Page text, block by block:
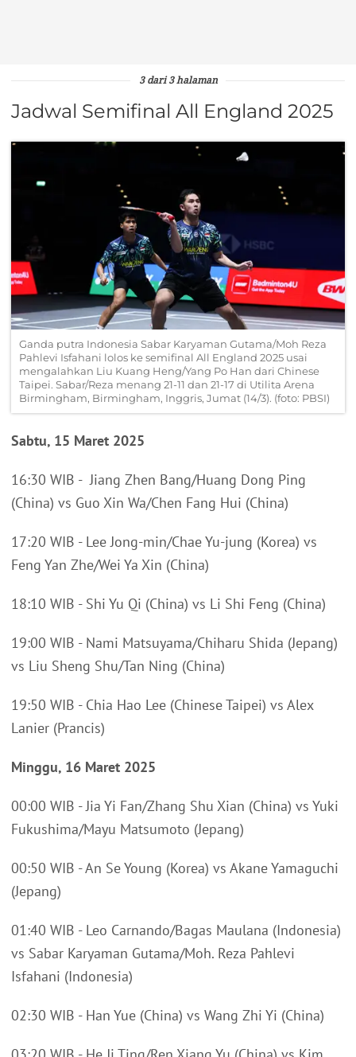
3 dari 3 halaman
Jadwal Semifinal All England 2025
Ganda putra Indonesia Sabar Karyaman Gutama/Moh Reza
Pahlevi Isfahani lolos ke semifinal All England 2025 usai
mengalahkan Liu Kuang Heng/Yang Po Han dari Chinese
Taipei. Sabar/Reza menang 21-11 dan 21-17 di Utilita Arena
Birmingham, Birmingham, Inggris, Jumat (14/3). (foto: PBSI)
Sabtu, 15 Maret 2025
16:30 WIB - Jiang Zhen Bang/Huang Dong Ping
(China) vs Guo Xin Wa/Chen Fang Hui (China)
17:20 WIB - Lee Jong-min/Chae Yu-jung (Korea) vs
Feng Yan Zhe/Wei Ya Xin (China)
18:10 WIB - Shi Yu Qi (China) vs Li Shi Feng (China)
19:00 WIB - Nami Matsuyama/Chiharu Shida (Jepang)
vs Liu Sheng Shu/Tan Ning (China)
19:50 WIB - Chia Hao Lee (Chinese Taipei) vs Alex
Lanier (Prancis)
Minggu, 16 Maret 2025
00:00 WIB - Jia Yi Fan/Zhang Shu Xian (China) vs Yuki
Fukushima/Mayu Matsumoto (Jepang)
00:50 WIB - An Se Young (Korea) vs Akane Yamaguchi
(Jepang)
01:40 WIB - Leo Carnando/Bagas Maulana (Indonesia)
vs Sabar Karyaman Gutama/Moh. Reza Pahlevi
Isfahani (Indonesia)
02:30 WIB - Han Yue (China) vs Wang Zhi Yi (China)